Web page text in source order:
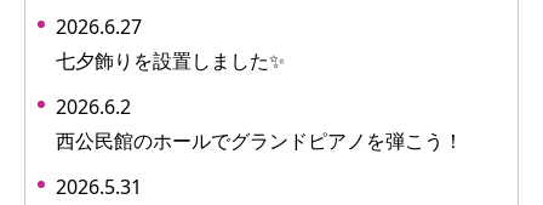
2026.6.27
七夕飾りを設置しました✨
2026.6.2
西公民館のホールでグランドピアノを弾こう！
2026.5.31